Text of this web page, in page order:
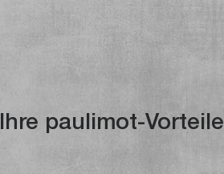
Ihre paulimot-Vorteile